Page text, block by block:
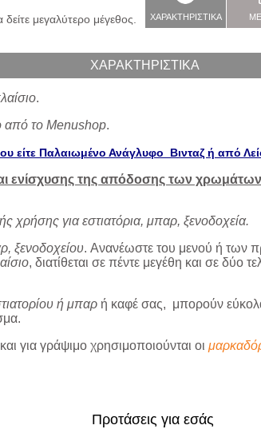
μεγαλύτερο μέγεθος. ΧΑΡΑΚΤΗΡΙΣΤΙΚΑ
ΧΑΡΑΚΤΗΡΙΣΤΙΚΑ
.
από το Menushop.
είτε Παλαιωμένο Ανάγλυφο Βινταζ ή από
ενίσχυσης της απόδοσης των χρωμάτων
χρήσης για εστιατόρια, μπαρ, ξενοδοχεία.
ξενοδοχείου. Ανανέωστε του μενού ή των
, διατίθεται σε πέντε μεγέθη και σε δύο
ή μπαρ ή καφέ σας, μπορούν
για γράψιμο χρησιμοποιούνται οι
Προτάσεις για εσάς